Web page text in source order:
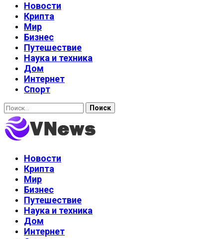
Новости
Крипта
Мир
Бизнес
Путешествие
Наука и техника
Дом
Интернет
Спорт
Найти:
Новости
Крипта
Мир
Бизнес
Путешествие
Наука и техника
Дом
Интернет